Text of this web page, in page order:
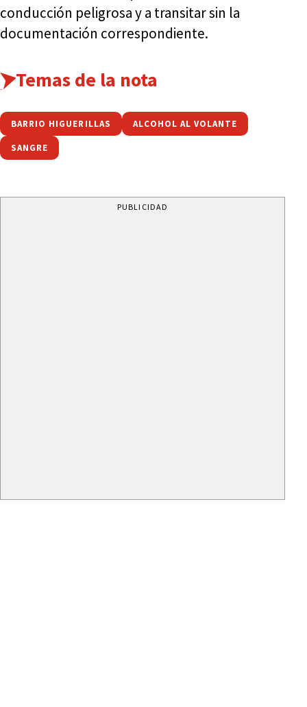
conducción peligrosa y a transitar sin la
documentación correspondiente.
Temas de la nota
BARRIO HIGUERILLAS ALCOHOL AL VOLANTE
SANGRE
PUBLICIDAD